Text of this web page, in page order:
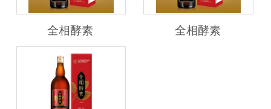
全相酵素 全相酵素